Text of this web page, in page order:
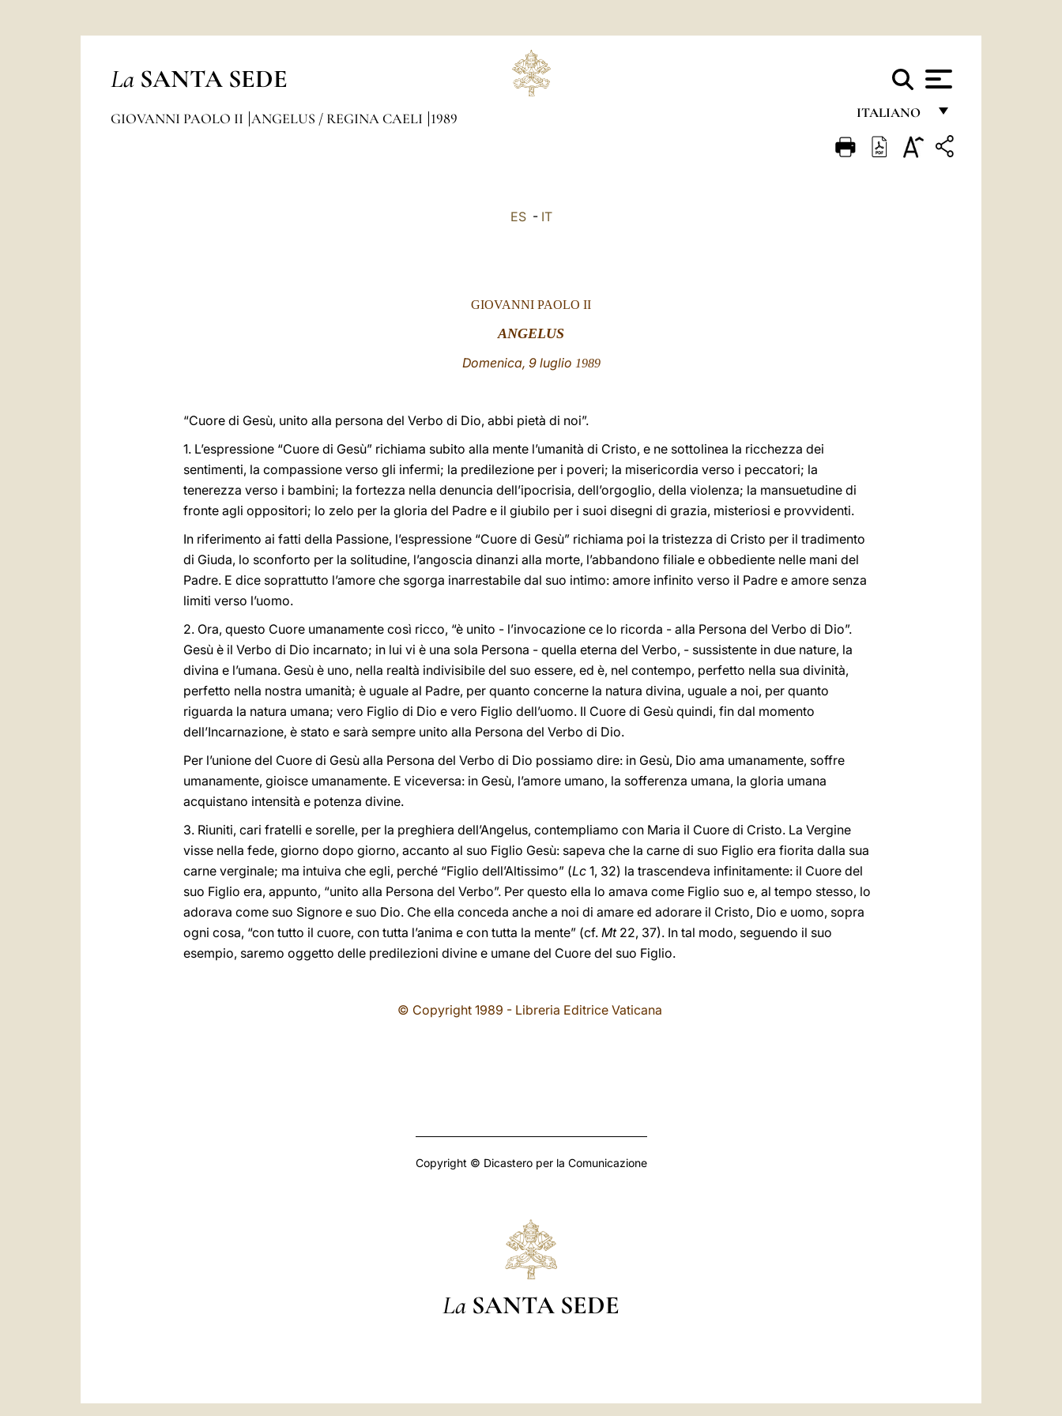
La SANTA SEDE
ITALIANO
FRANÇAIS
GIOVANNI PAOLO II ANGELUS / REGINA CAELI 1989
ES- IT
GIOVANNI PAOLO II
ANGELUS
Domenica, 9 luglio 1989
“Cuore di Gesù, unito alla persona del Verbo di Dio, abbi pietà di noi”.
1. L’espressione “Cuore di Gesù” richiama subito alla mente l’umanità di Cristo, e ne sottolinea la ricchezza dei
sentimenti, la compassione verso gli infermi; la predilezione per i poveri; la misericordia verso i peccatori; la
tenerezza verso i bambini; la fortezza nella denuncia dell’ipocrisia, dell’orgoglio, della violenza; la mansuetudine di
fronte agli oppositori; lo zelo per la gloria del Padre e il giubilo per i suoi disegni di grazia, misteriosi e provvidenti.
In riferimento ai fatti della Passione, l’espressione “Cuore di Gesù” richiama poi la tristezza di Cristo per il tradimento
di Giuda, lo sconforto per la solitudine, l’angoscia dinanzi alla morte, l’abbandono filiale e obbediente nelle mani del
Padre. E dice soprattutto l’amore che sgorga inarrestabile dal suo intimo: amore infinito verso il Padre e amore senza
limiti verso l’uomo.
2. Ora, questo Cuore umanamente così ricco, “è unito - l’invocazione ce lo ricorda - alla Persona del Verbo di Dio”.
Gesù è il Verbo di Dio incarnato; in lui vi è una sola Persona - quella eterna del Verbo, - sussistente in due nature, la
divina e l’umana. Gesù è uno, nella realtà indivisibile del suo essere, ed è, nel contempo, perfetto nella sua divinità,
perfetto nella nostra umanità; è uguale al Padre, per quanto concerne la natura divina, uguale a noi, per quanto
riguarda la natura umana; vero Figlio di Dio e vero Figlio dell’uomo. Il Cuore di Gesù quindi, fin dal momento
dell’Incarnazione, è stato e sarà sempre unito alla Persona del Verbo di Dio.
Per l’unione del Cuore di Gesù alla Persona del Verbo di Dio possiamo dire: in Gesù, Dio ama umanamente, soffre
umanamente, gioisce umanamente. E viceversa: in Gesù, l’amore umano, la sofferenza umana, la gloria umana
acquistano intensità e potenza divine.
3. Riuniti, cari fratelli e sorelle, per la preghiera dell’Angelus, contempliamo con Maria il Cuore di Cristo. La Vergine
visse nella fede, giorno dopo giorno, accanto al suo Figlio Gesù: sapeva che la carne di suo Figlio era fiorita dalla sua
carne verginale; ma intuiva che egli, perché “Figlio dell’Altissimo” (Lc 1, 32) la trascendeva infinitamente: il Cuore del
suo Figlio era, appunto, “unito alla Persona del Verbo”. Per questo ella lo amava come Figlio suo e, al tempo stesso, lo
adorava come suo Signore e suo Dio. Che ella conceda anche a noi di amare ed adorare il Cristo, Dio e uomo, sopra
ogni cosa, “con tutto il cuore, con tutta l’anima e con tutta la mente” (cf. Mt22, 37). In tal modo, seguendo il suo
esempio, saremo oggetto delle predilezioni divine e umane del Cuore del suo Figlio.
© Copyright 1989 - Libreria Editrice Vaticana
Copyright © Dicastero per la Comunicazione
La SANTA SEDE